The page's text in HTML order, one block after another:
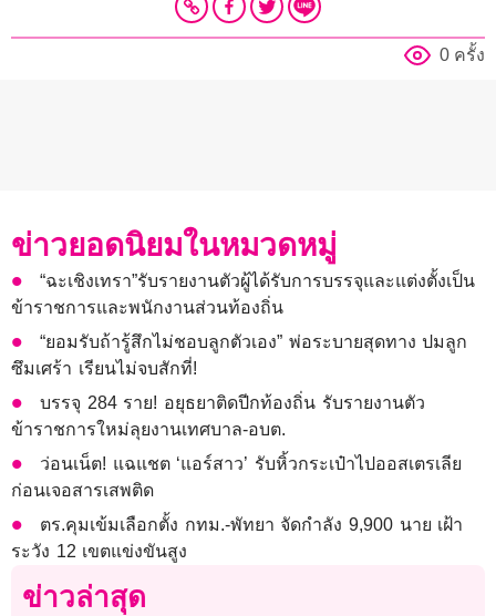
0 ครั้ง
ข่าวยอดนิยมในหมวดหมู่
“ฉะเชิงเทรา”รับรายงานตัวผู้ได้รับการบรรจุและแต่งตั้งเป็น
ข้าราชการและพนักงานส่วนท้องถิ่น
“ยอมรับถ้ารู้สึกไม่ชอบลูกตัวเอง” พ่อระบายสุดทาง ปมลูก
ซึมเศร้า เรียนไม่จบสักที่!
บรรจุ 284 ราย! อยุธยาติดปีกท้องถิ่น รับรายงานตัว
ข้าราชการใหม่ลุยงานเทศบาล-อบต.
ว่อนเน็ต! แฉแชต ‘แอร์สาว’ รับหิ้วกระเป๋าไปออสเตรเลีย
ก่อนเจอสารเสพติด
ตร.คุมเข้มเลือกตั้ง กทม.-พัทยา จัดกำลัง 9,900 นาย เฝ้า
ระวัง 12 เขตแข่งขันสูง
ข่าวล่าสุด